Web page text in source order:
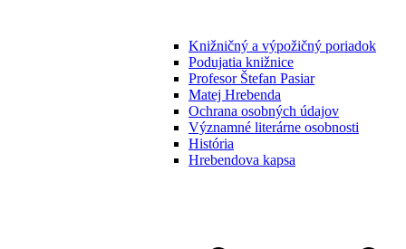
Knižničný a výpožičný poriadok
Podujatia knižnice
Profesor Štefan Pasiar
Matej Hrebenda
Ochrana osobných údajov
Významné literárne osobnosti
História
Hrebendova kapsa